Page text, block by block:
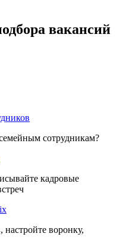
вакансий
сотрудникам?
кадровые
настройте воронку,